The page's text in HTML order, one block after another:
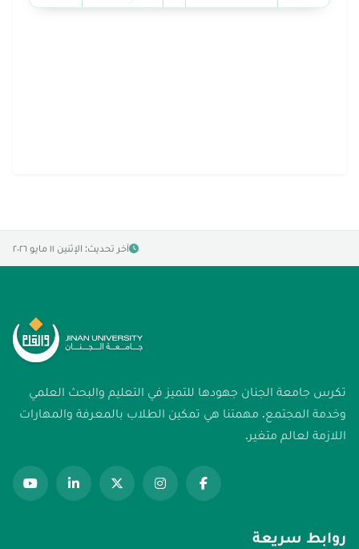
آخر تحديث: الإثنين ١١ مايو ٢٠٢٦
تكرس جامعة الجنان جهودها للتميز في التعليم والبحث العلمي
وخدمة المجتمع. مهمتنا هي تمكين الطلاب بالمعرفة والمهارات
اللازمة لعالم متغير.
روابط سريعة